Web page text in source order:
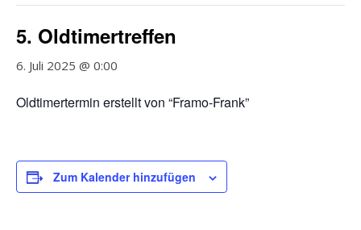
5. Oldtimertreffen
6. Juli 2025 @ 0:00
Oldtimertermin erstellt von “Framo-Frank”
Zum Kalender hinzufügen